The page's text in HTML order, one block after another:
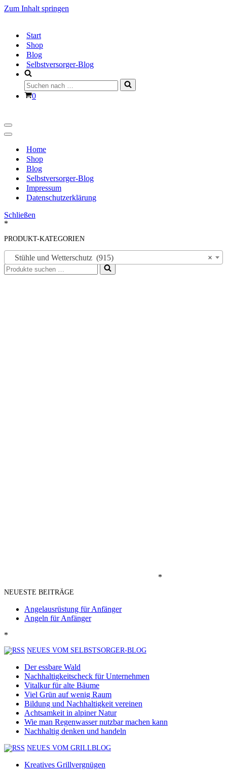
Zum Inhalt springen
Start
Shop
Blog
Selbstversorger-Blog
Suchen
nach …
Warenkorb
0
Navigationsmenü
Navigationsmenü
Home
Shop
Blog
Selbstversorger-Blog
Impressum
Datenschutzerklärung
Schließen
*
PRODUKT-KATEGORIEN
×
Stühle und Wetterschutz (915)
Suchen
nach …
*
NEUESTE BEITRÄGE
Angelausrüstung für Anfänger
Angeln für Anfänger
*
NEUES VOM SELBSTSORGER-BLOG
Der essbare Wald
Nachhaltigkeitscheck für Unternehmen
Vitalkur für alte Bäume
Viel Grün auf wenig Raum
Bildung und Nachhaltigkeit vereinen
Achtsamkeit in alpiner Natur
Wie man Regenwasser nutzbar machen kann
Nachhaltig denken und handeln
NEUES VOM GRILLBLOG
Kreatives Grillvergnügen